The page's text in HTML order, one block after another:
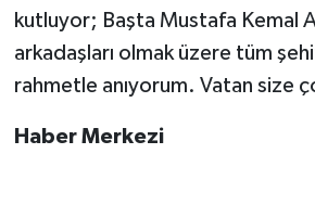
kutluyor; Başta Mustafa Kemal
arkadaşları olmak üzere tüm
rahmetle anıyorum. Vatan size
Haber Merkezi